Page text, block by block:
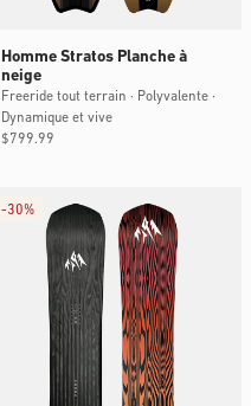
Homme Stratos Planche à
neige
Freeride tout terrain · Polyvalente ·
Dynamique et vive
Prix
$799.99
-30%